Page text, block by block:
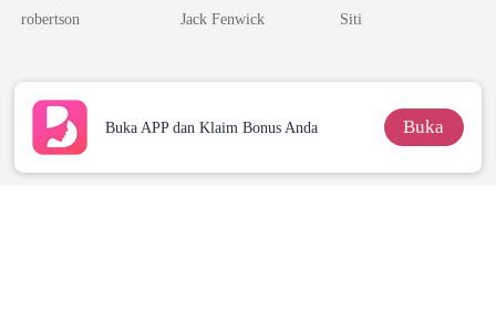
robertson
Menikahi
Jack Fenwick Siti
Buka APP dan Klaim Bonus Anda Buka